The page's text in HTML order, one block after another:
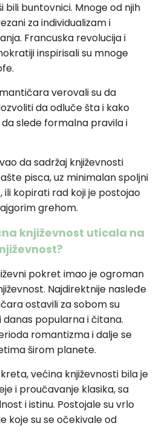
bili buntovnici. Mnoge od njih
za individualizam i
Francuska revolucija i
inspirisali su mnoge
verovali su da
da odluče šta i kako
slede formalna pravila i
da sadržaj književnosti
pisca, uz minimalan spoljni
ili kopirati rad koji je postojao
grehom.
književnost uticala na
pokret imao je ogroman
Najdirektnije nasleđe
ostavili za sobom su
danas popularna i čitana.
romantizma i dalje se
širom planete.
većina književnosti bila je
i proučavanje klasika, sa
i istinu. Postojale su vrlo
koje su se očekivale od